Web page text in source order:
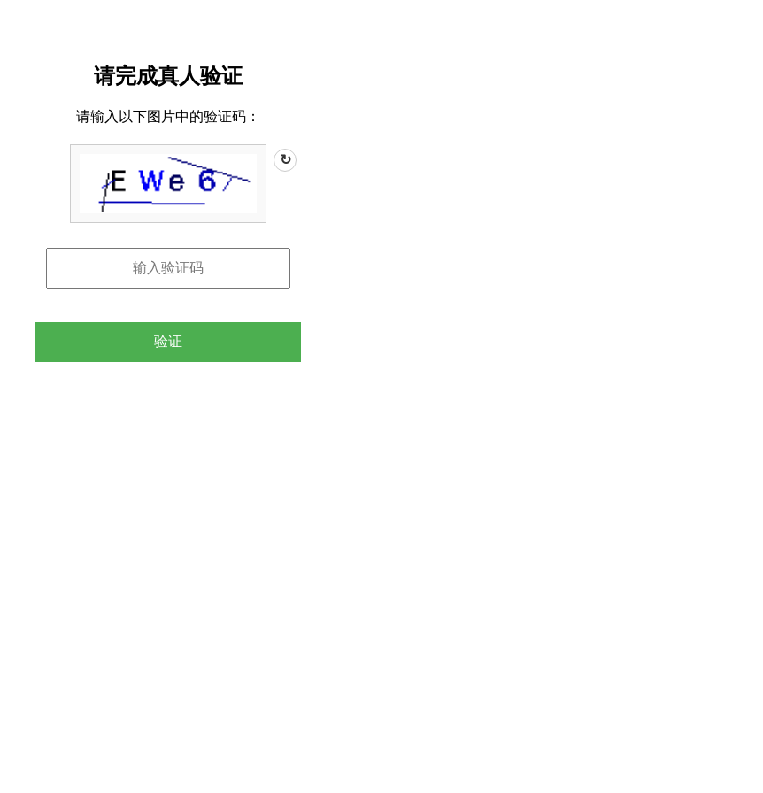
请完成真人验证
请输入以下图片中的验证码：
↻
验证